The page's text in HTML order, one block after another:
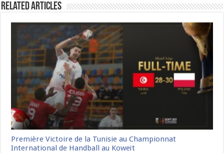
Related Articles
Première Victoire de la Tunisie au Championnat
International de Handball au Koweït